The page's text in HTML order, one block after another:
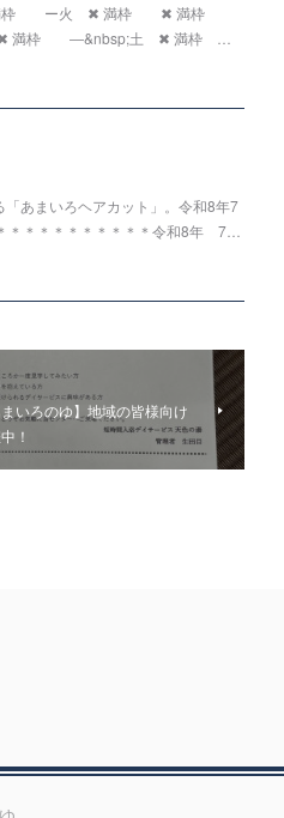
枠 ー火 ✖ 満枠 ✖ 満枠
枠 ―&nbsp;土 ✖ 満枠 …
あまいろヘアカット」。令和8年7
＊＊＊＊＊＊＊＊＊＊令和8年 7…
まいろのゆ】地域の皆様向け
！